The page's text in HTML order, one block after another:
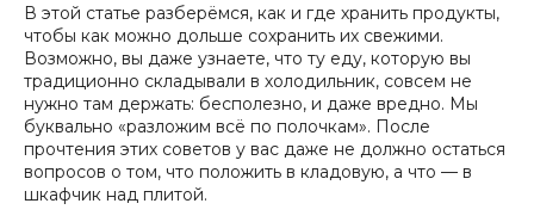
В этой статье разберёмся, как и где хранить продукты,
чтобы как можно дольше сохранить их свежими.
Возможно, вы даже узнаете, что ту еду, которую вы
традиционно складывали в холодильник, совсем не
нужно там держать: бесполезно, и даже вредно. Мы
буквально «разложим всё по полочкам». После
прочтения этих советов у вас даже не должно остаться
вопросов о том, что положить в кладовую, а что — в
шкафчик над плитой.